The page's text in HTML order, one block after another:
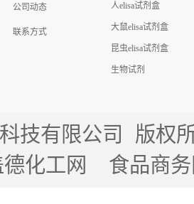
公司动态
联系方式
人elisa试剂盒
大鼠elisa试剂盒
昆虫elisa试剂盒
生物试剂
技有限公司
版权
德化工网 食品商